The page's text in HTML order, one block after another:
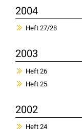
2004
Heft 27/28
2003
Heft 26
Heft 25
2002
Heft 24